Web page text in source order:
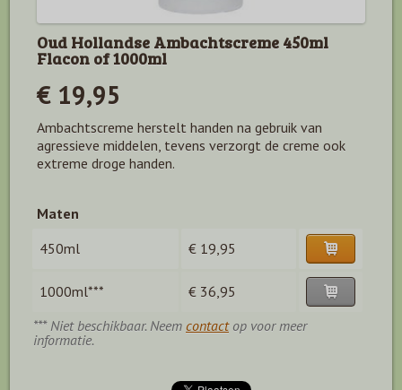
Oud Hollandse Ambachtscreme 450ml
Flacon of 1000ml
€ 19,95
Ambachtscreme herstelt handen na gebruik van
agressieve middelen, tevens verzorgt de creme ook
extreme droge handen.
Maten
450ml
€ 19,95
1000ml***
€ 36,95
*** Niet beschikbaar. Neem contactop voor meer
informatie.